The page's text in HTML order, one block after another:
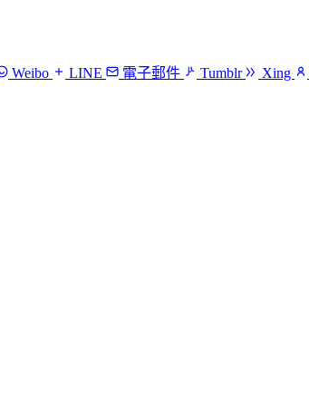
Weibo LINE 電子郵件 Tumblr Xing